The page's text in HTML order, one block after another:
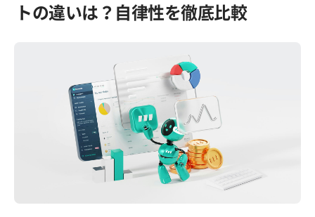
トの違いは？自律性を徹底比較